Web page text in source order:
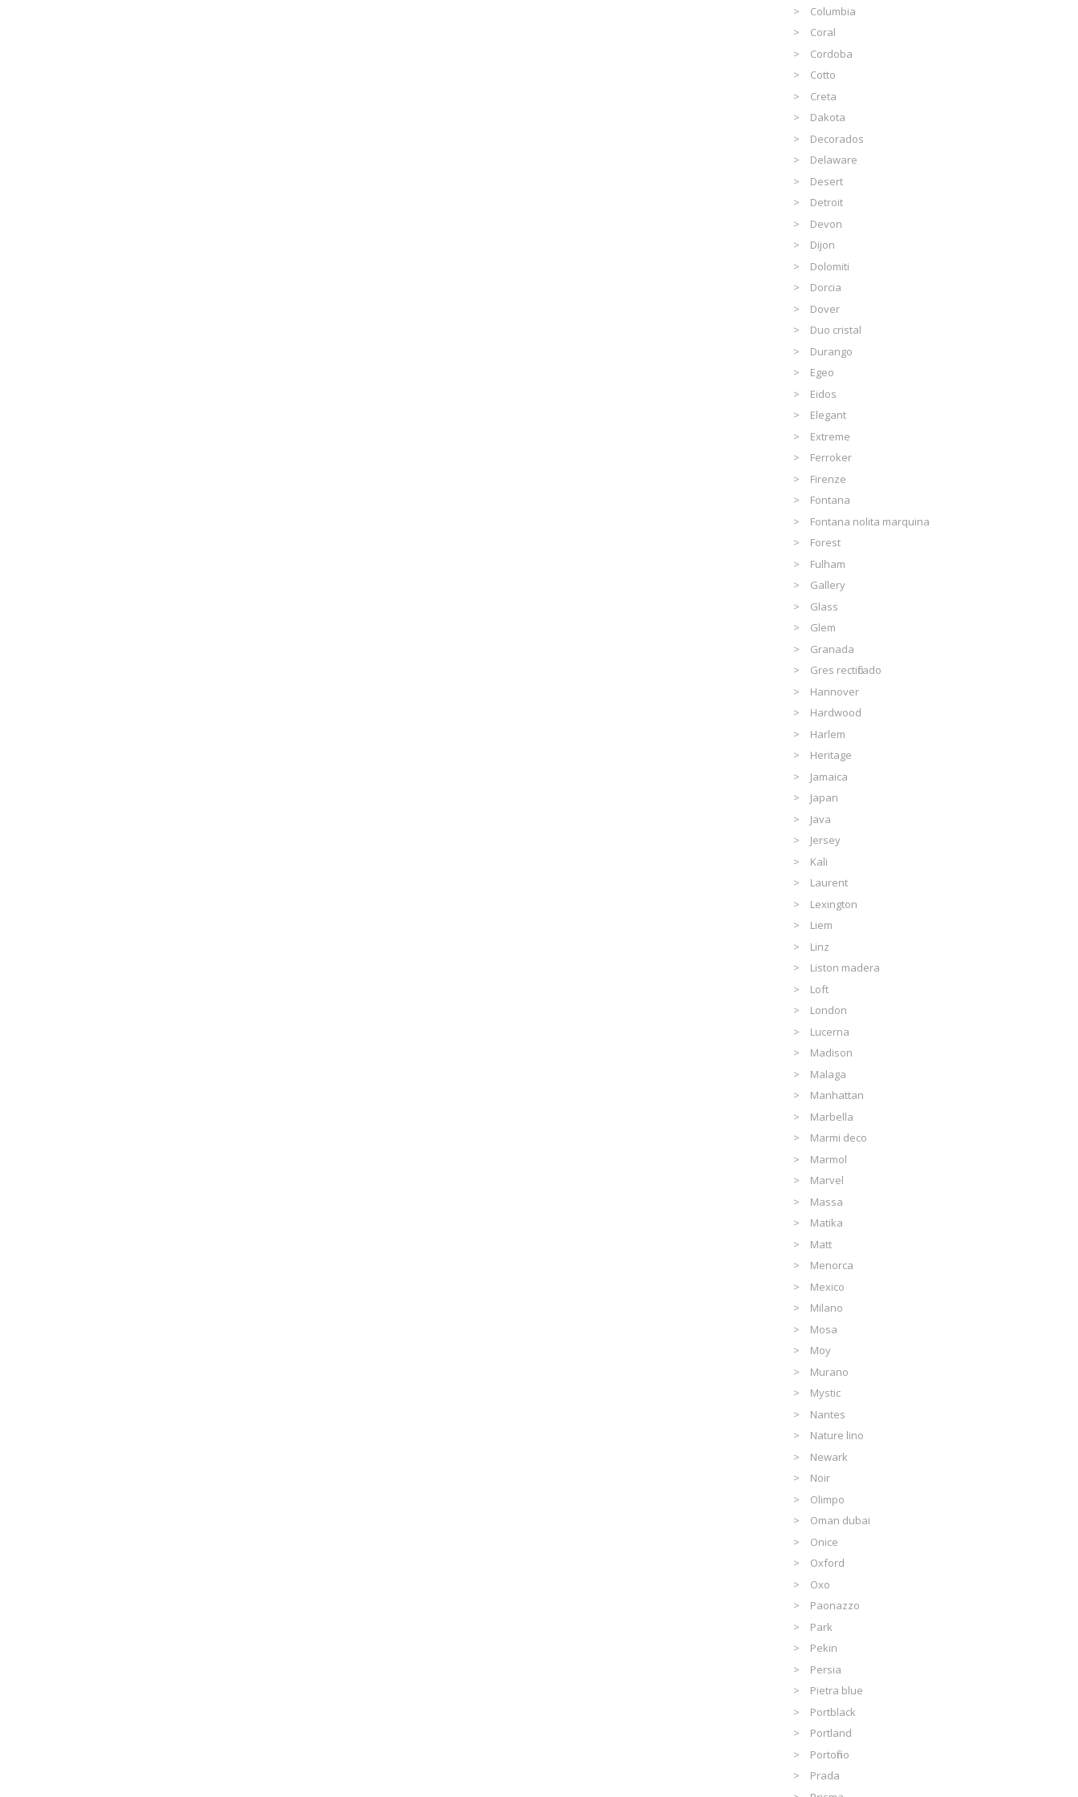
Columbia
Coral
Cordoba
Cotto
Creta
Dakota
Decorados
Delaware
Desert
Detroit
Devon
Dijon
Dolomiti
Dorcia
Dover
Duo cristal
Durango
Egeo
Eidos
Elegant
Extreme
Ferroker
Firenze
Fontana
Fontana nolita marquina
Forest
Fulham
Gallery
Glass
Glem
Granada
Gres rectificado
Hannover
Hardwood
Harlem
Heritage
Jamaica
Japan
Java
Jersey
Kali
Laurent
Lexington
Liem
Linz
Liston madera
Loft
London
Lucerna
Madison
Malaga
Manhattan
Marbella
Marmi deco
Marmol
Marvel
Massa
Matika
Matt
Menorca
Mexico
Milano
Mosa
Moy
Murano
Mystic
Nantes
Nature lino
Newark
Noir
Olimpo
Oman dubai
Onice
Oxford
Oxo
Paonazzo
Park
Pekin
Persia
Pietra blue
Portblack
Portland
Portofino
Prada